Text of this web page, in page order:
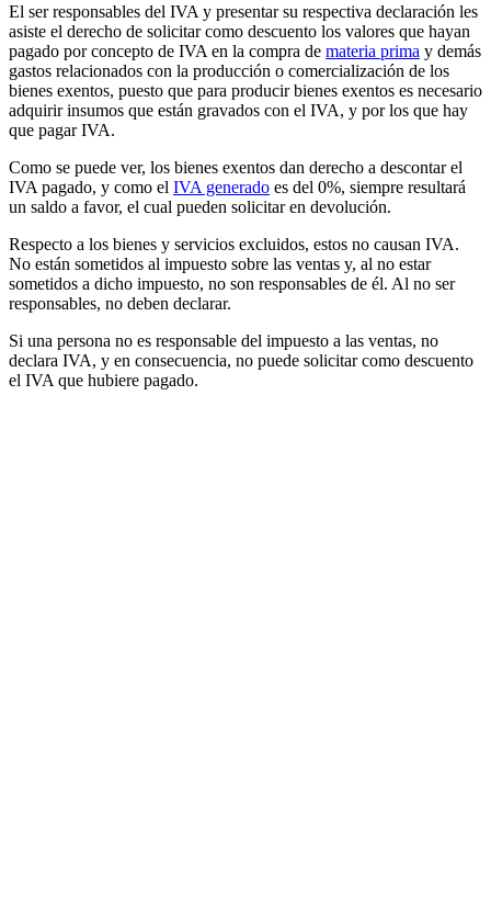
El ser responsables del IVA y presentar su respectiva declaración les
asiste el derecho de solicitar como descuento los valores que hayan
pagado por concepto de IVA en la compra de materia prima y demás
gastos relacionados con la producción o comercialización de los
bienes exentos, puesto que para producir bienes exentos es necesario
adquirir insumos que están gravados con el IVA, y por los que hay
que pagar IVA.
Como se puede ver, los bienes exentos dan derecho a descontar el
IVA pagado, y como el IVA generado es del 0%, siempre resultará
un saldo a favor, el cual pueden solicitar en devolución.
Respecto a los bienes y servicios excluidos, estos no causan IVA.
No están sometidos al impuesto sobre las ventas y, al no estar
sometidos a dicho impuesto, no son responsables de él. Al no ser
responsables, no deben declarar.
Si una persona no es responsable del impuesto a las ventas, no
declara IVA, y en consecuencia, no puede solicitar como descuento
el IVA que hubiere pagado.